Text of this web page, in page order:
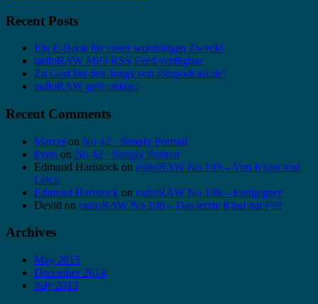
Recent Posts
Ein E-Book für einen wohltätigen Zweck!
radioRAW MP3 RSS Feed verfügbar
Zu Gast bei den Jungs von fotopodcast.de!
radioRAW geht online!
Recent Comments
Marcel on No 42 · Simply Portrait
Fynn on No 42 · Simply Portrait
Edmund Hartstock on radioRAW No 109 – Von Knast und
Leica
Edmund Hartstock on radioRAW No 108 – Endgegner
Devid on radioRAW No 106 – Das letzte Kind hat Fell
Archives
May 2015
December 2014
July 2013